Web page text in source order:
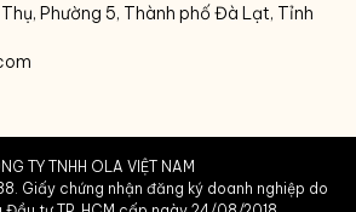
Thụ, Phường 5, Thành phố Đà Lạt, Tỉnh
TY TNHH OLA VIỆT NAM
Giấy chứng nhận đăng ký doanh nghiệp do